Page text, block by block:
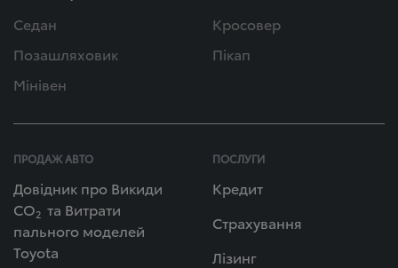
Седан
Кросовер
Позашляховик
Пікап
Мінівен
ПРОДАЖ АВТО
Довідник про Викиди
СО2 та Витрати
пального моделей
Toyota
ПОСЛУГИ
Кредит
Страхування
Лізинг